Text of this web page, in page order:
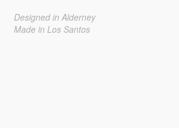
Designed in Alderney
Made in Los Santos